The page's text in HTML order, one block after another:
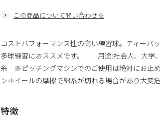
この商品について問い合わせる
コストパフォーマンス性の高い練習球。ティーバ
多球練習におススメです。 用途:社会人、大学
糸 ※ピッチングマシンでのご使用は絶対にお止
ンホイールの摩擦で綿糸が切れる場合があり大変危
特徴